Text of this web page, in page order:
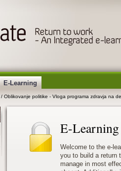
E-Learning
/ Oblikovanje politike - Vloga programa zdravja na
E-Learning
Welcome to the e-
you to build a return
manage in most